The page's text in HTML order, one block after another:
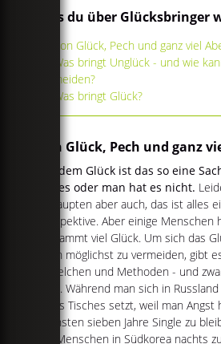
Was du über Glücksbringer
Von Glück, Pech und ganz viel
Was bringt Unglück - und wie
vermeiden?
Was bringt Glück?
Von Glück, Pech und ganz
Mit dem Glück ist das so eine
hat es oder man hat es nicht.
behaupten aber auch, das ist alles
Perspektive. Aber einige Menschen
verdammt viel Glück. Um sich das
Pech möglichst zu vermeiden, gibt
Mittelchen und Methoden - und
Welt. Während man sich in
eines Tisches setzt, weil man Angst
nächsten sieben Jahre Single zu
die Menschen in Südkorea nachts